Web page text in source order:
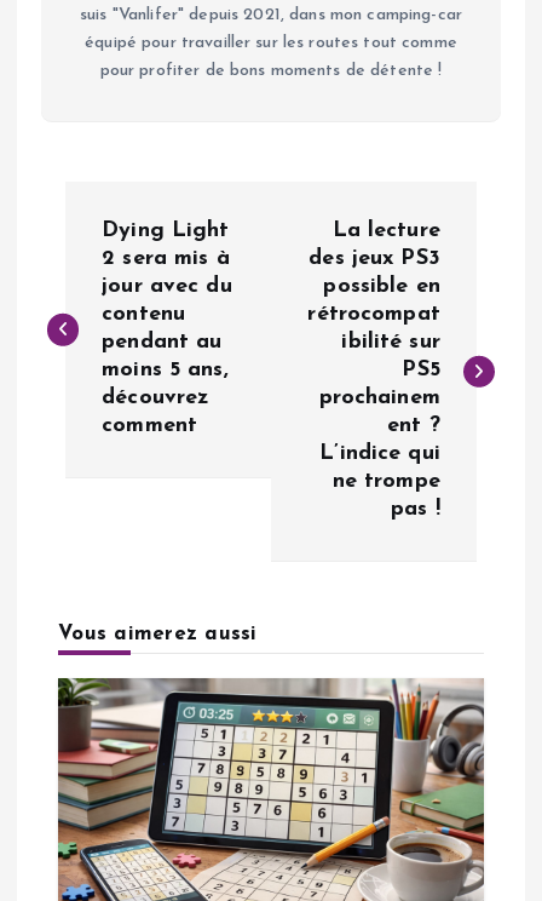
suis "Vanlifer" depuis 2021, dans mon camping-car
équipé pour travailler sur les routes tout comme
pour profiter de bons moments de détente !
v
o
n
d
e
Dying Light
2 sera mis à
jour avec du
contenu
pendant au
moins 5 ans,
découvrez
comment
La lecture
des jeux PS3
possible en
rétrocompat
ibilité sur
PS5
prochainem
ent ?
L’indice qui
ne trompe
pas !
Vous aimerez aussi